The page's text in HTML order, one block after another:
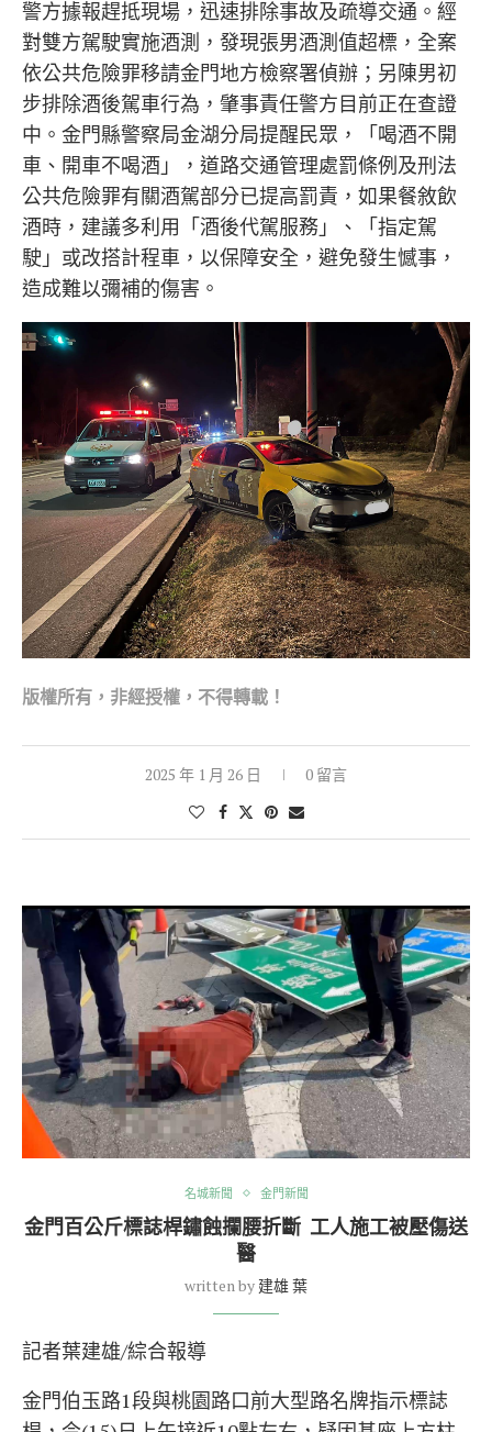
警方據報趕抵現場，迅速排除事故及疏導交通。經
對雙方駕駛實施酒測，發現張男酒測值超標，全案
依公共危險罪移請金門地方檢察署偵辦；另陳男初
步排除酒後駕車行為，肇事責任警方目前正在查證
中。金門縣警察局金湖分局提醒民眾，「喝酒不開
車、開車不喝酒」，道路交通管理處罰條例及刑法
公共危險罪有關酒駕部分已提高罰責，如果餐敘飲
酒時，建議多利用「酒後代駕服務」、「指定駕
駛」或改搭計程車，以保障安全，避免發生憾事，
造成難以彌補的傷害。
版權所有，非經授權，不得轉載！
2025 年 1 月 26 日 0 留言
名城新聞 金門新聞
金門百公斤標誌桿鏽蝕攔腰折斷 工人施工被壓傷送
醫
written by 建雄 葉
記者葉建雄/綜合報導
金門伯玉路1段與桃園路口前大型路名牌指示標誌